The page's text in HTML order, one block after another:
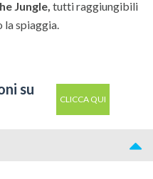
Jungle, tutti raggiungibili
la spiaggia.
su
CLICCA QUI